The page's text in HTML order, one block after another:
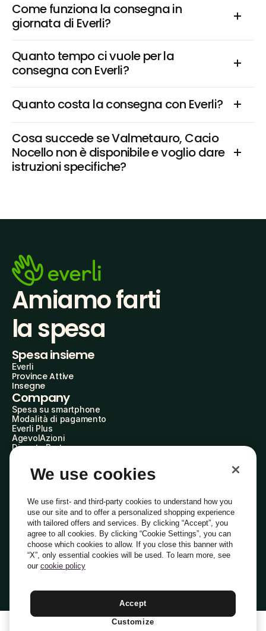
Come funziona la consegna in
giornata di Everli?
Quanto tempo ci vuole per la
consegna con Everli?
Quanto costa la consegna con Everli?
Cosa succede se Valmetauro, Cacio
Nocello non è disponibile e voglio dare
istruzioni specifiche?
Amiamo farti
la spesa
Spesa insieme
Everli
Province Attive
Insegne
Company
Spesa su smartphone
Modalità di pagamento
Everli Plus
AgevolAzioni
Diventa Partner
Everli Shoppers
About Us
Everli News
Domande frequenti
Lavora con noi
Diventa Shopper
Investitori
PrivacyCookiePreferenze Cookie
Termini e CondizioniCodice Etico
Indirizzo PEC: everli@pec.it - indirizzo DPO: dpo@everli.com
Italiano
We use cookies
We use first- and third-party cookies to understand how you
use our site and to offer a personalized shopping experience
with tailored offers and services. By clicking “Accept”, you
agree to all cookies. By clicking “Cookie Settings”, you can
choose which cookies to allow. If you close this banner with
“X”, only essential cookies will be used. To learn more, see
our cookie policy
Accept
Customize